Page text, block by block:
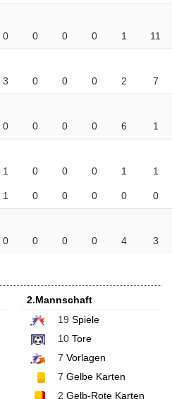
0 0 0 0 1 11
3 0 0 0 2 7
0 0 0 0 6 1
1 0 0 0 1 1
1 0 0 0 0 0
0 0 0 0 4 3
2.Mannschaft
19 Spiele
10Tore
7 Vorlagen
7 Gelbe Karten
2 Gelb-Rote Karten